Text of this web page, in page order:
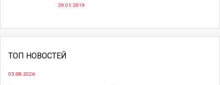
29.01.2019
ТОП НОВОСТЕЙ
03.08.2026